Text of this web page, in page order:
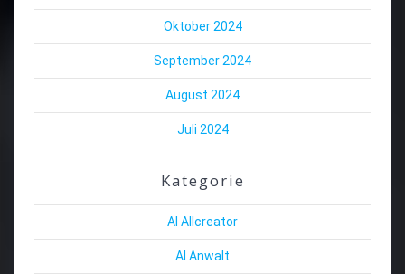
Oktober 2024
September 2024
August 2024
Juli 2024
Kategorie
AI Allcreator
AI Anwalt